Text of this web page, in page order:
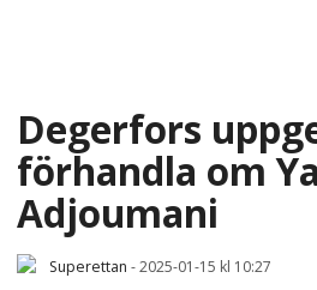
Degerfors
förhandla om
Adjoumani
Superettan -2025-01-15 kl 10:27